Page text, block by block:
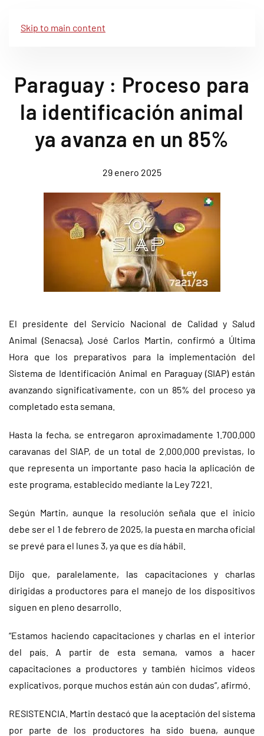
Skip to main content
Paraguay : Proceso para
la identificación animal
ya avanza en un 85%
29 enero 2025
El presidente del Servicio Nacional de Calidad y Salud
Animal (Senacsa), José Carlos Martin, confirmó a Última
Hora que los preparativos para la implementación del
Sistema de Identificación Animal en Paraguay (SIAP) están
avanzando significativamente, con un 85% del proceso ya
completado esta semana.
Hasta la fecha, se entregaron aproximadamente 1.700.000
caravanas del SIAP, de un total de 2.000.000 previstas, lo
que representa un importante paso hacia la aplicación de
este programa, establecido mediante la Ley 7221.
Según Martin, aunque la resolución señala que el inicio
debe ser el 1 de febrero de 2025, la puesta en marcha oficial
se prevé para el lunes 3, ya que es día hábil.
Dijo que, paralelamente, las capacitaciones y charlas
dirigidas a productores para el manejo de los dispositivos
siguen en pleno desarrollo.
“Estamos haciendo capacitaciones y charlas en el interior
del país. A partir de esta semana, vamos a hacer
capacitaciones a productores y también hicimos videos
explicativos, porque muchos están aún con dudas”, afirmó.
RESISTENCIA. Martin destacó que la aceptación del sistema
por parte de los productores ha sido buena, aunque